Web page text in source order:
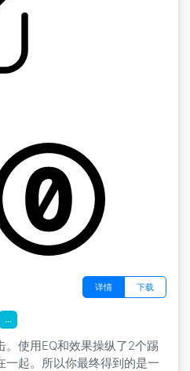
详情 下载
...
。使用EQ和效果操纵了2个踢
一起。所以你最终得到的是一